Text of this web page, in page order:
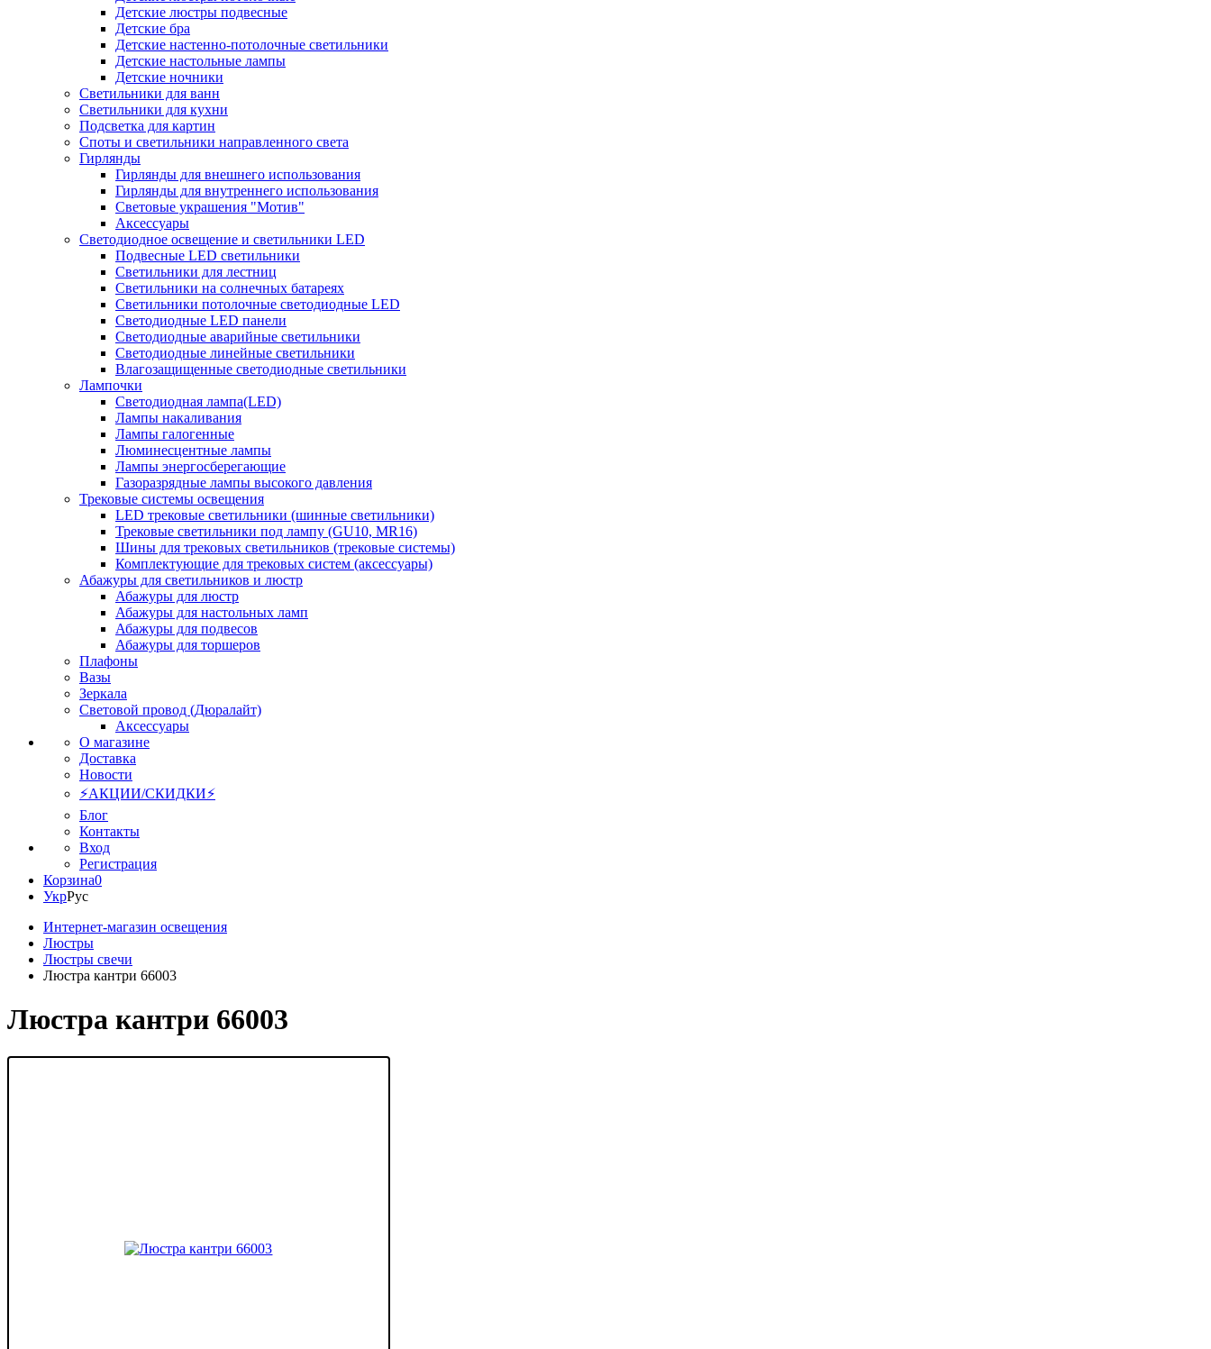
Детские люстры подвесные
Детские бра
Детские настенно-потолочные светильники
Детские настольные лампы
Детские ночники
Светильники для ванн
Светильники для кухни
Подсветка для картин
Споты и светильники направленного света
Гирлянды
Гирлянды для внешнего использования
Гирлянды для внутреннего использования
Световые украшения "Мотив"
Аксессуары
Светодиодное освещение и светильники LED
Подвесные LED светильники
Светильники для лестниц
Светильники на солнечных батареях
Светильники потолочные светодиодные LED
Светодиодные LED панели
Светодиодные аварийные светильники
Светодиодные линейные светильники
Влагозащищенные светодиодные светильники
Лампочки
Светодиодная лампа(LED)
Лампы накаливания
Лампы галогенные
Люминесцентные лампы
Лампы энергосберегающие
Газоразрядные лампы высокого давления
Трековые системы освещения
LED трековые светильники (шинные светильники)
Трековые светильники под лампу (GU10, MR16)
Шины для трековых светильников (трековые системы)
Комплектующие для трековых систем (аксессуары)
Абажуры для светильников и люстр
Абажуры для люстр
Абажуры для настольных ламп
Абажуры для подвесов
Абажуры для торшеров
Плафоны
Вазы
Зеркала
Световой провод (Дюралайт)
Аксессуары
О магазине
Доставка
Новости
⚡АКЦИИ/СКИДКИ⚡
Блог
Контакты
Вход
Регистрация
Корзина0
УкрРус
Интернет-магазин освещения
Люстры
Люстры свечи
Люстра кантри 66003
Люстра кантри 66003